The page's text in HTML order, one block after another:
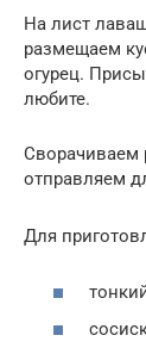
На лист
размещаем
огурец.
любите.
Сворачиваем
отправляем
Для